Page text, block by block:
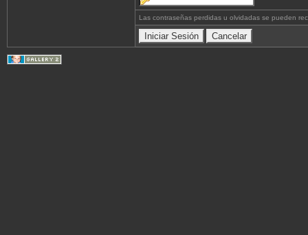
Las contraseñas perdidas u olvidadas se pueden